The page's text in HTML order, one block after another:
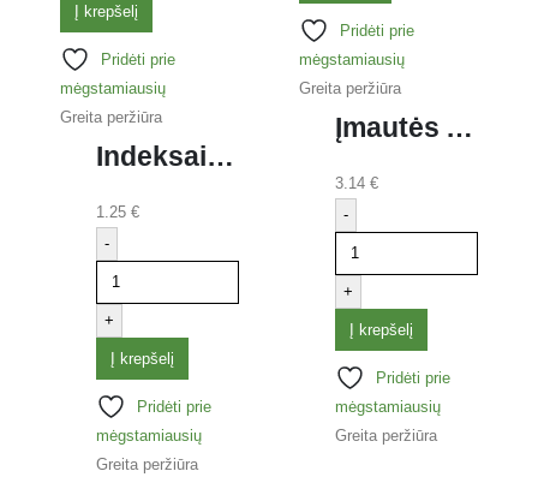
Į krepšelį
Pridėti prie
mėgstamiausių
Greita peržiūra
Indeksai žymekliai FORPUS, 20 x 50 mm, plastikiniai, 4 spalvos
1.25 €
-
+
Į krepšelį
Pridėti prie
mėgstamiausių
Greita peržiūra
Pridėti prie
mėgstamiausių
Greita peržiūra
Įmautės A4 matinės, 40 mk, pak. 100 vnt.
3.14 €
-
+
Į krepšelį
Pridėti prie
mėgstamiausių
Greita peržiūra